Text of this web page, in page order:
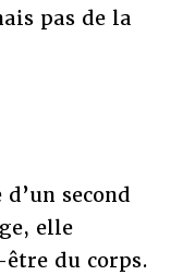
pas de la
second
elle
du corps.